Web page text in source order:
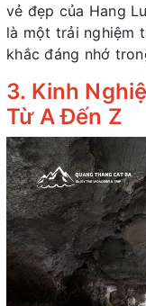
vẻ đẹp của Hang
là một trải nghiệm
khắc đáng nhớ
3. Kinh
Từ A Đến Z